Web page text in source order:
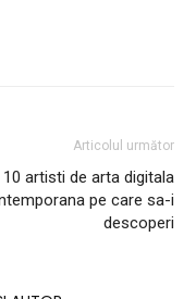
Articolul următor
10 artisti de arta digitala
pe care sa-i
descoperi